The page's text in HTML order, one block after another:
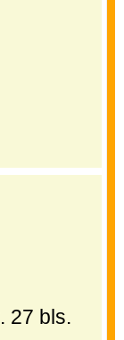
. 27 bls.